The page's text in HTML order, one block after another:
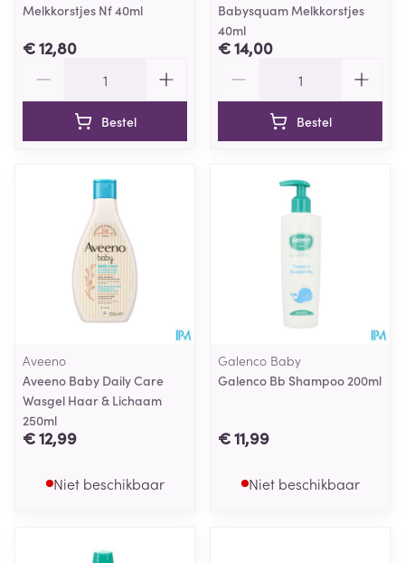
Melkkorstjes Nf 40ml
€ 12,80
Bestel
Babysquam Melkkorstjes
40ml
€ 14,00
Bestel
Aveeno
Aveeno Baby Daily Care
Wasgel Haar & Lichaam
250ml
€ 12,99
Niet beschikbaar
Galenco Baby
Galenco Bb Shampoo 200ml
€ 11,99
Niet beschikbaar